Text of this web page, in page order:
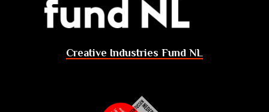
Creative Industries Fund NL